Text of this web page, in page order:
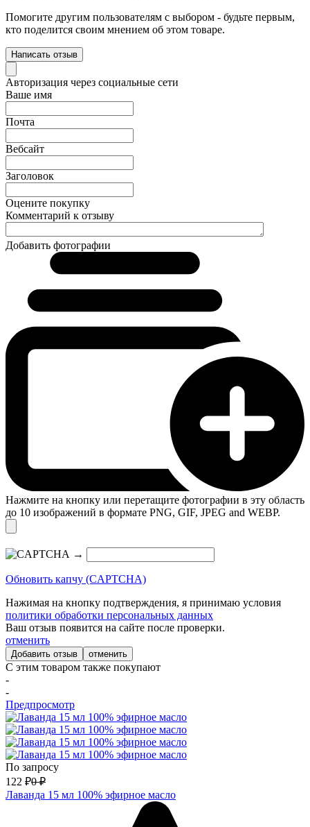
Помогите другим пользователям с выбором - будьте первым,
кто поделится своим мнением об этом товаре.
Написать отзыв
Авторизация через социальные сети
Ваше имя
Почта
Вебсайт
Заголовок
Оцените покупку
Комментарий к отзыву
Добавить фотографии
Нажмите на кнопку или перетащите фотографии в эту область
до 10 изображений в формате PNG, GIF, JPEG and WEBP.
→
Обновить капчу (CAPTCHA)
Нажимая на кнопку подтверждения, я принимаю условия
политики обработки персональных данных
Ваш отзыв появится на сайте после проверки.
отменить
отменить
С этим товаром также покупают
-
-
Предпросмотр
По запросу
122 ₽0 ₽
Лаванда 15 мл 100% эфирное масло